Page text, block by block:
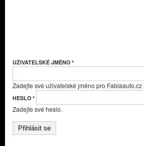
UŽIVATELSKÉ JMÉNO *
Zadejte své uživatelské jméno pro Fabiaauto.cz
HESLO *
Zadejte své heslo.